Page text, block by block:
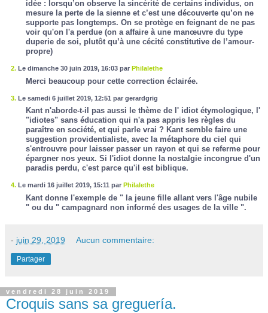
idée : lorsqu’on observe la sincérité de certains individus, on
mesure la perte de la sienne et c’est une découverte qu’on ne
supporte pas longtemps. On se protège en feignant de ne pas
voir qu'on l'a perdue (on a affaire à une manœuvre du type
duperie de soi, plutôt qu’à une cécité constitutive de l’amour-
propre)
2. Le dimanche 30 juin 2019, 16:03 par Philalethe
Merci beaucoup pour cette correction éclairée.
3. Le samedi 6 juillet 2019, 12:51 par gerardgrig
Kant n'aborde-t-il pas aussi le thème de l' idiot étymologique, l'
"idiotes" sans éducation qui n'a pas appris les règles du
paraître en société, et qui parle vrai ? Kant semble faire une
suggestion providentialiste, avec la métaphore du ciel qui
s'entrouvre pour laisser passer un rayon et qui se referme pour
épargner nos yeux. Si l'idiot donne la nostalgie incongrue d'un
paradis perdu, c'est parce qu'il est biblique.
4. Le mardi 16 juillet 2019, 15:11 par Philalethe
Kant donne l'exemple de " la jeune fille allant vers l'âge nubile
" ou du " campagnard non informé des usages de la ville ".
- juin 29, 2019 Aucun commentaire:
Partager
vendredi 28 juin 2019
Croquis sans sa greguería.